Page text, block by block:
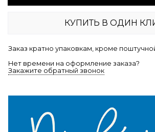
КУПИТЬ В ОДИН
Заказ кратно упаковкам, кроме
Нет времени на оформление заказа?
Закажите обратный звонок